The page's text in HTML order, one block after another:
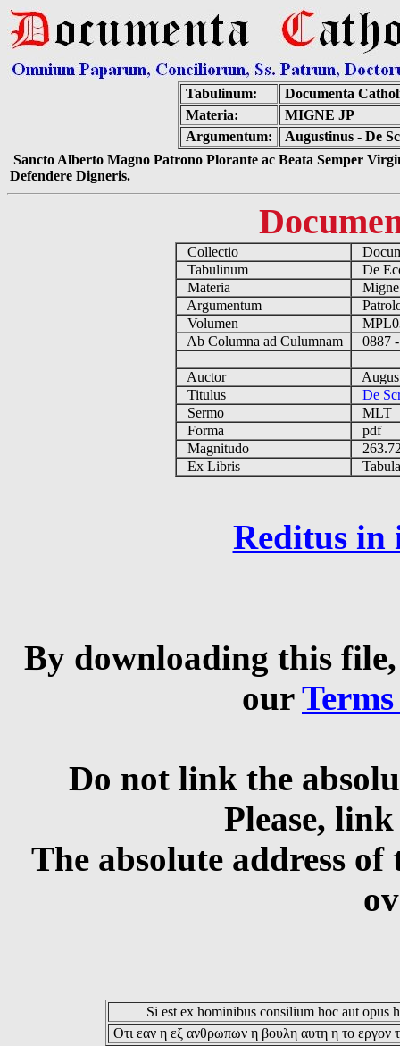
Tabulinum:
Documenta
Materia:
MIGNE JP
Argumentum:
Augustinus - De
Sancto Alberto Magno Patrono Plorante ac Beata Semper
Defendere Digneris.
Collectio
Tabulinum
De
Materia
Argumentum
Volumen
Ab Columna ad Culumnam
0887
Auctor
Titulus
De
Sermo
MLT
Forma
pdf
Magnitudo
Ex Libris
Reditus in
By downloading this
our
Do not link the
Please,
The absolute address
Si est ex hominibus consilium hoc aut opus
Οτι εαν η εξ ανθρωπων η βουλη αυτη η το εργον